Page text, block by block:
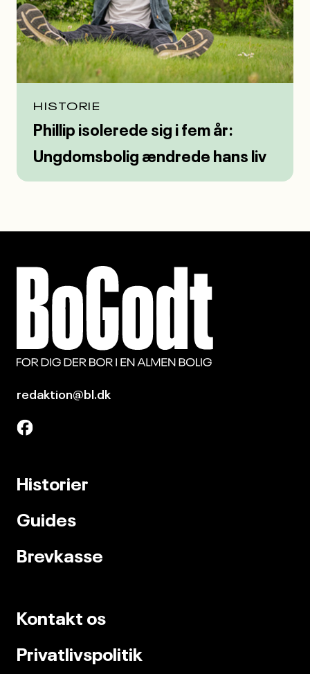
redaktion@bl.dk
Historier
Guides
Brevkasse
Kontakt os
Privatlivspolitik